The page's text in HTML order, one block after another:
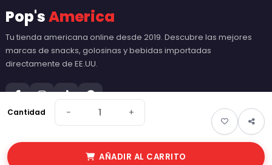
Cantidad − +
AÑADIR AL CARRITO
Pop'sAmerica
Tu tienda americana online desde 2019. Descubre las mejores
marcas de snacks, golosinas y bebidas importadas
directamente de EE.UU.
© 2026 Pop's America. Todos los derechos reservados - Made by
New